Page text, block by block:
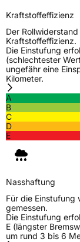
Verwendung
Modellname
FahrzeugartPKW
Weitere
SchlauchtypTL
Zustand
Verstärkt
EU Label
EffizienzD
Kraftstoffeffizienz
Der
Kraftstoffeffizienz.
Die Einstufung
(schlechtester
ungefähr eine
Kilometer.
A
B
C
D
E
Nasshaftung
Für die Einstufung
gemessen.
Die Einstufung
E (längster
um rund 3 bis 6